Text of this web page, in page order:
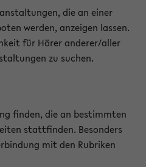
die an einer
werden, anzeigen lassen.
für Hörer anderer/aller
zu suchen.
finden, die an bestimmten
stattfinden. Besonders
mit den Rubriken